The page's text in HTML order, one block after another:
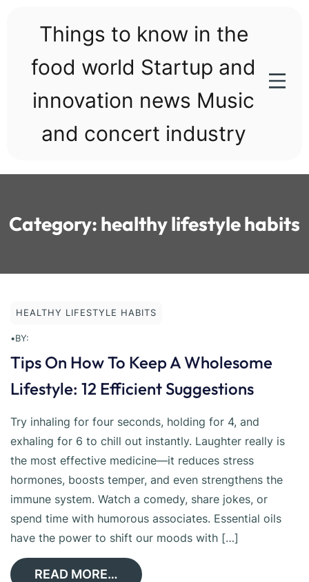
Things to know in the
food world Startup and
innovation news Music
and concert industry
Category: healthy lifestyle habits
HEALTHY LIFESTYLE HABITS
•BY:
Tips On How To Keep A Wholesome
Lifestyle: 12 Efficient Suggestions
Try inhaling for four seconds, holding for 4, and
exhaling for 6 to chill out instantly. Laughter really is
the most effective medicine—it reduces stress
hormones, boosts temper, and even strengthens the
immune system. Watch a comedy, share jokes, or
spend time with humorous associates. Essential oils
have the power to shift our moods with […]
READ MORE…